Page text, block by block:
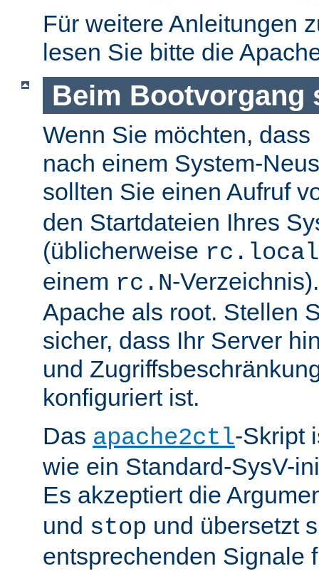
Für weitere Anleitungen
lesen Sie bitte die
Beim Bootvorgang
Wenn Sie möchten,
nach einem System-
sollten Sie einen Aufruf
den Startdateien Ihres
(üblicherweise rc.local
einem rc.N-
Apache als root. Stellen
sicher, dass Ihr Server
und
konfiguriert ist.
Das apache2ctl-Skript
wie ein Standard-SysV-
Es akzeptiert die
und stop und übersetzt
entsprechenden Signale